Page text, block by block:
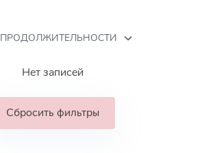
ПРОДОЛЖИТЕЛЬНОСТИ
Нет записей
Сбросить фильтры